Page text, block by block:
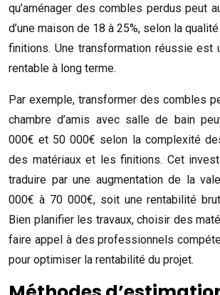
qu’aménager des combles perdus peut
d’une maison de 18 à 25%, selon la
finitions. Une transformation réussie est
rentable à long terme.
Par exemple, transformer des combles
chambre d’amis avec salle de bain
000€ et 50 000€ selon la complexité
des matériaux et les finitions. Cet
traduire par une augmentation de la
000€ à 70 000€, soit une rentabilité
Bien planifier les travaux, choisir des
faire appel à des professionnels
pour optimiser la rentabilité du projet.